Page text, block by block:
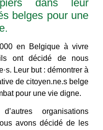
dans leur
belges pour une
en Belgique à vivre
ils ont décidé de nous
Leur but : démontrer à
de citoyen.ne.s belge
pour une vie digne.
organisations
avons décidé de les